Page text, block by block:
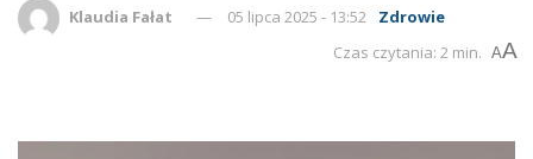
Klaudia Fałat 05 lipca 2025 - 13:52
Zdrowie
Czas czytania: 2 min. AA